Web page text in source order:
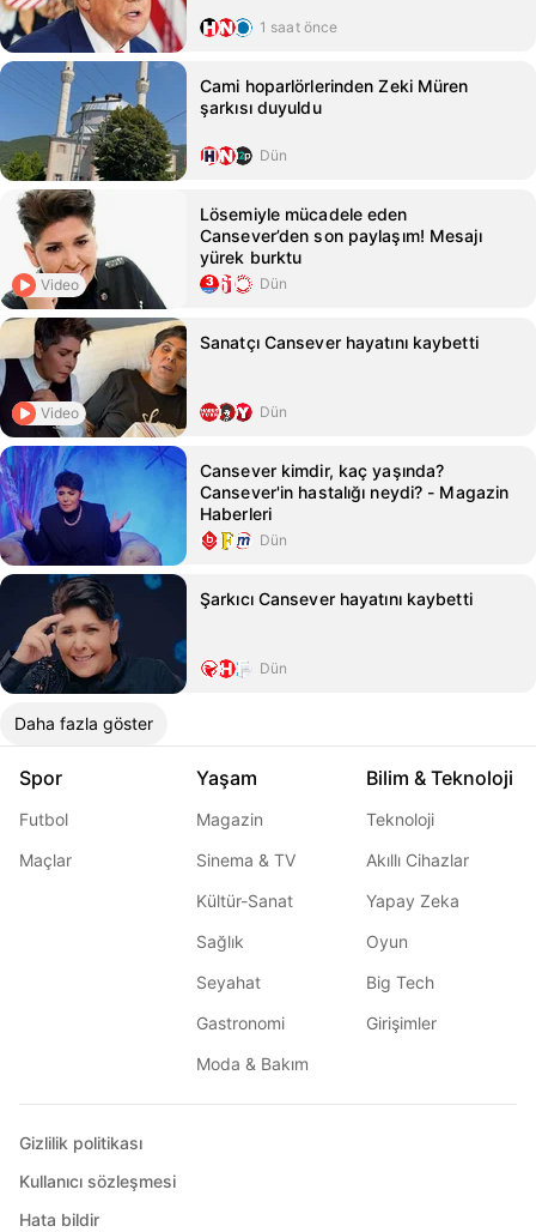
1 saat önce
Cami hoparlörlerinden Zeki Müren
şarkısı duyuldu
Dün
Video
Lösemiyle mücadele eden
Cansever’den son paylaşım! Mesajı
yürek burktu
Dün
Video
Sanatçı Cansever hayatını kaybetti
Dün
Cansever kimdir, kaç yaşında?
Cansever'in hastalığı neydi? - Magazin
Haberleri
Dün
Şarkıcı Cansever hayatını kaybetti
Dün
Daha fazla göster
Spor
Futbol
Maçlar
Yaşam
Magazin
Sinema & TV
Kültür-Sanat
Sağlık
Seyahat
Gastronomi
Moda & Bakım
Bilim & Teknoloji
Teknoloji
Akıllı Cihazlar
Yapay Zeka
Oyun
Big Tech
Girişimler
Gizlilik politikası
Kullanıcı sözleşmesi
Hata bildir